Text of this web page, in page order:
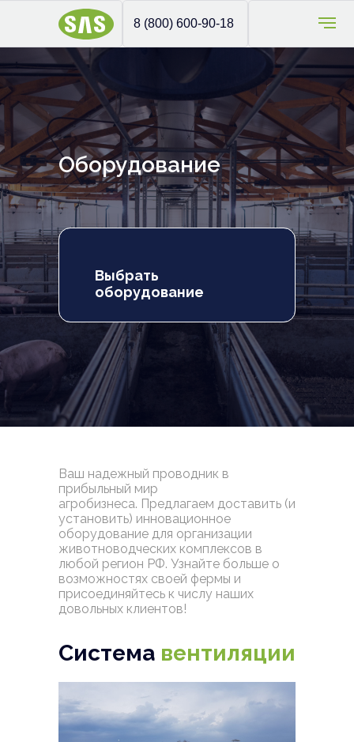
8 (800) 600-90-18
Выбрать
оборудование
Оборудование
Система вентиляции
агробизнеса. Предлагаем доставить (и
установить) инновационное
оборудование для организации
животноводческих комплексов в
любой регион РФ. Узнайте больше о
возможностях своей фермы и
присоединяйтесь к числу наших
довольных клиентов!
Ваш надежный проводник в
прибыльный мир